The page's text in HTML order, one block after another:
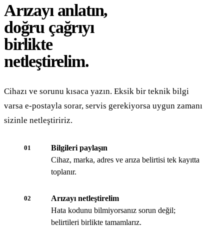
Arızayı anlatın,
doğru çağrıyı
birlikte
netleştirelim.
Cihazı ve sorunu kısaca yazın. Eksik bir teknik bilgi
varsa e-postayla sorar, servis gerekiyorsa uygun zamanı
sizinle netleştiririz.
01
Bilgileri paylaşın
Cihaz, marka, adres ve arıza belirtisi tek kayıtta
toplanır.
02
Arızayı netleştirelim
Hata kodunu bilmiyorsanız sorun değil;
belirtileri birlikte tamamlarız.